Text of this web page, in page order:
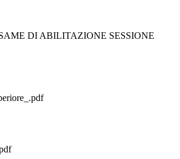
DI ABILITAZIONE SESSIONE